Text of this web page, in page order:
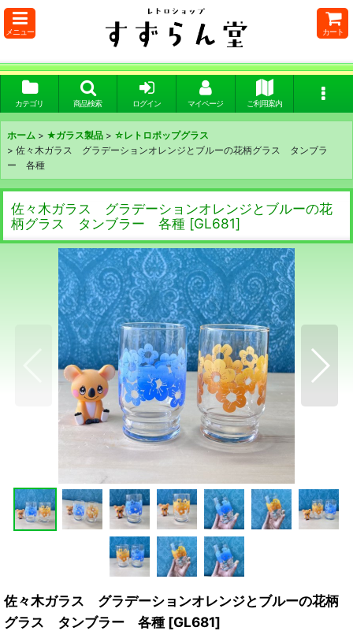
メニュー カート
カテゴリ 商品検索 ログイン マイページ ご利用案内
ホーム > ★ガラス製品 > ☆レトロポップグラス
> 佐々木ガラス グラデーションオレンジとブルーの花柄グラス タンブラ
ー 各種
佐々木ガラス グラデーションオレンジとブルーの花
柄グラス タンブラー 各種 [GL681]
佐々木ガラス グラデーションオレンジとブルーの花柄
グラス タンブラー 各種 [GL681]